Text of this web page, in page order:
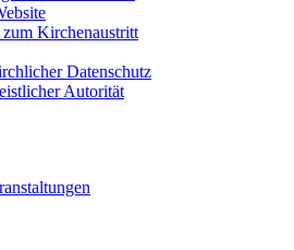
Kirchenaustritt
Datenschutz
Autorität